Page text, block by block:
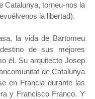
Catalunya, torneu-nos la
la libertad).
la vida de Bartomeu
de sus mejores
él. Su arquitecto Josep
de Catalunya
en Francia durante las
y Francisco Franco. Y